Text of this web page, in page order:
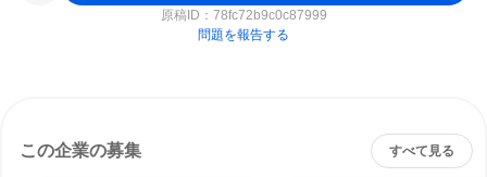
原稿ID： 78fc72b9c0c87999
問題を報告する
この企業の募集 すべて見る